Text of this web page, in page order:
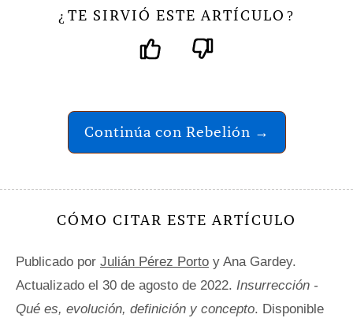
¿ TE SIRVIÓ ESTE ARTÍCULO ?
Continúa con Rebelión →
CÓMO CITAR ESTE ARTÍCULO
Publicado por Julián Pérez Porto y Ana Gardey.
Actualizado el 30 de agosto de 2022. Insurrección -
Qué es, evolución, definición y concepto. Disponible